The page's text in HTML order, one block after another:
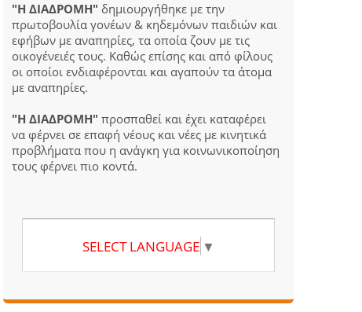
"Η ΔΙΑΔΡΟΜΗ" δημιουργήθηκε με την
πρωτοβουλία γονέων & κηδεμόνων παιδιών και
εφήβων με αναπηρίες, τα οποία ζουν με τις
οικογένειές τους. Καθώς επίσης και από φίλους
οι οποίοι ενδιαφέρονται και αγαπούν τα άτομα
με αναπηρίες.
"Η ΔΙΑΔΡΟΜΗ" προσπαθεί και έχει καταφέρει
να φέρνει σε επαφή νέους και νέες με κινητικά
προβλήματα που η ανάγκη για κοινωνικοποίηση
τους φέρνει πιο κοντά.
SELECT LANGUAGE ▼